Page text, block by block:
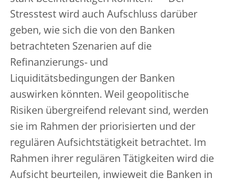
Stresstest wird auch Aufschluss darüber
geben, wie sich die von den Banken
betrachteten Szenarien auf die
Refinanzierungs- und
Liquiditätsbedingungen der Banken
auswirken könnten. Weil geopolitische
Risiken übergreifend relevant sind, werden
sie im Rahmen der priorisierten und der
regulären Aufsichtstätigkeit betrachtet. Im
Rahmen ihrer regulären Tätigkeiten wird die
Aufsicht beurteilen, inwieweit die Banken in